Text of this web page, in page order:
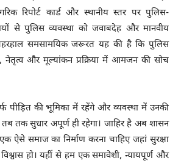
रिपोर्ट कार्ड और स्थानीय स्तर पर पुलिस-
से पुलिस व्यवस्था को जवाबदेह और मानवीय
समसामयिक जरूरत यह की है कि पुलिस
नेतृत्व और मूल्यांकन प्रक्रिया में आमजन की सोच
की भूमिका में रहेंगे और व्यवस्था में उनकी
तब तक सुधार अपूर्ण ही रहेगा। जाहिर है अब शासन
ऐसे समाज का निर्माण करना चाहिए जहां सुरक्षा
हो। यहीं से हम एक समावेशी, न्यायपूर्ण और